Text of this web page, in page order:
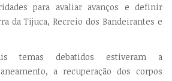
para avaliar avanços e definir
da Tijuca, Recreio dos Bandeirantes e
temas debatidos estiveram a
a recuperação dos corpos